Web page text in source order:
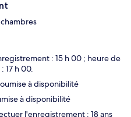
: 15 h 00 ; heure de
17 h 00.
à disponibilité
à disponibilité
l'enregistrement : 18 ans